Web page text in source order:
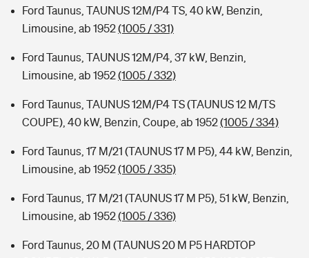
Ford Taunus, TAUNUS 12M/P4 TS, 40 kW, Benzin,
Limousine, ab 1952(1005 / 331)
Ford Taunus, TAUNUS 12M/P4, 37 kW, Benzin,
Limousine, ab 1952(1005 / 332)
Ford Taunus, TAUNUS 12M/P4 TS (TAUNUS 12 M/TS
COUPE), 40 kW, Benzin, Coupe, ab 1952(1005 / 334)
Ford Taunus, 17 M/21 (TAUNUS 17 M P5), 44 kW, Benzin,
Limousine, ab 1952(1005 / 335)
Ford Taunus, 17 M/21 (TAUNUS 17 M P5), 51 kW, Benzin,
Limousine, ab 1952(1005 / 336)
Ford Taunus, 20 M (TAUNUS 20 M P5 HARDTOP